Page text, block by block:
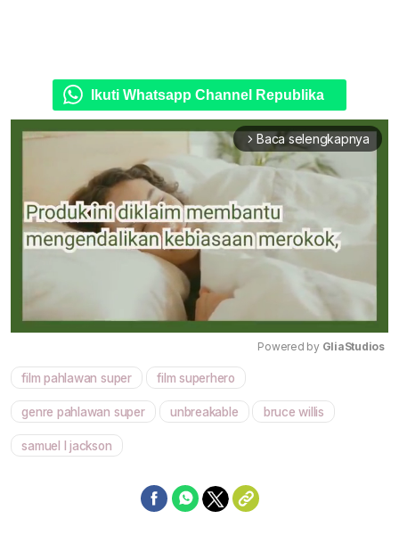
Ikuti Whatsapp Channel Republika
arrow_forward_ios Baca selengkapnya
Powered by GliaStudios
film pahlawan super film superhero
genre pahlawan super unbreakable bruce willis
samuel l jackson